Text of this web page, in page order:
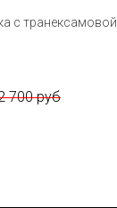
с
700 руб